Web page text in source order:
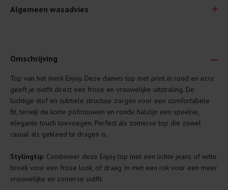
Algemeen wasadvies
Je wilt natuurlijk lang plezier hebben van je nieuwe kleding.
Daarom geven wij een aantal algemene was-tips:
Lees altijd eerst even het was-etiket.
Was kleding binnenste buiten. Dat beschermt de
buitenkant.
Wees zuinig met wasmiddel. Per kledingstuk is een drupje
genoeg.
Was zo koud mogelijk. Op 20 of 30 graden wassen is vaak
Omschrijving
Top van het merk Enjoy. Deze dames top met print in rood en ecru
geeft je outfit direct een frisse en vrouwelijke uitstraling. De
luchtige stof en subtiele structuur zorgen voor een comfortabele
fit, terwijl de korte pofmouwen en ronde halslijn een speelse,
elegante touch toevoegen. Perfect als zomerse top die zowel
casual als gekleed te dragen is.
Stylingtip: Combineer deze Enjoy top met een lichte jeans of witte
broek voor een frisse look, of draag ‘m met een rok voor een meer
vrouwelijke en zomerse outfit.